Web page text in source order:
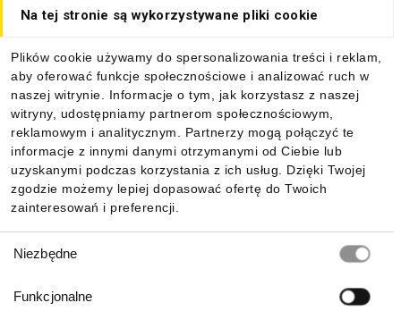
Na tej stronie są wykorzystywane pliki cookie
Plików cookie używamy do spersonalizowania treści i reklam,
aby oferować funkcje społecznościowe i analizować ruch w
naszej witrynie. Informacje o tym, jak korzystasz z naszej
witryny, udostępniamy partnerom społecznościowym,
reklamowym i analitycznym. Partnerzy mogą połączyć te
informacje z innymi danymi otrzymanymi od Ciebie lub
uzyskanymi podczas korzystania z ich usług. Dzięki Twojej
zgodzie możemy lepiej dopasować ofertę do Twoich
zainteresowań i preferencji.
zgody
Niezbędne
Funkcjonalne
Informacje
Pobierz naszą aplikację mobilną: